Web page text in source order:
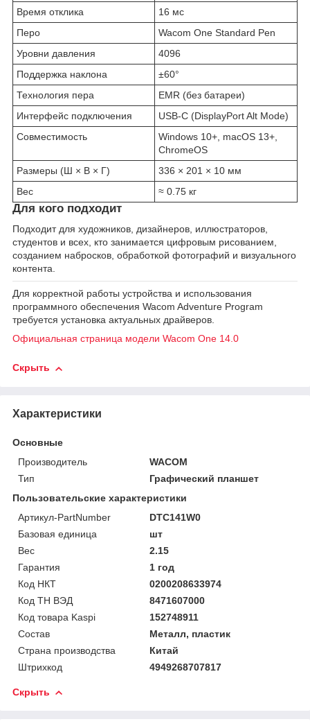
Время отклика
16 мс
Перо
Wacom One Standard Pen
Уровни давления
4096
Поддержка наклона
±60°
Технология пера
EMR (без батареи)
Интерфейс подключения
USB-C (DisplayPort Alt Mode)
Совместимость
Windows 10+, macOS 13+,
ChromeOS
Размеры (Ш × В × Г)
336 × 201 × 10 мм
Вес
≈ 0.75 кг
Для кого подходит
Подходит для художников, дизайнеров, иллюстраторов,
студентов и всех, кто занимается цифровым рисованием,
созданием набросков, обработкой фотографий и визуального
контента.
Для корректной работы устройства и использования
программного обеспечения Wacom Adventure Program
требуется установка актуальных драйверов.
Официальная страница модели Wacom One 14.0
Скрыть
Характеристики
Основные
Производитель
WACOM
Тип
Графический планшет
Пользовательские характеристики
Артикул-PartNumber
DTC141W0
Базовая единица
шт
Вес
2.15
Гарантия
1 год
Код НКТ
0200208633974
Код ТН ВЭД
8471607000
Код товара Kaspi
152748911
Состав
Металл, пластик
Страна производства
Китай
Штрихкод
4949268707817
Скрыть